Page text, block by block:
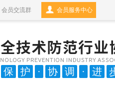
会员交流群 会员服务中心
保 护 · 协 调 · 进